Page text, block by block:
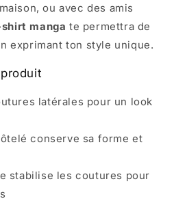
ou avec des amis
manga te permettra de
exprimant ton style unique.
latérales pour un look
conserve sa forme et
stabilise les coutures pour